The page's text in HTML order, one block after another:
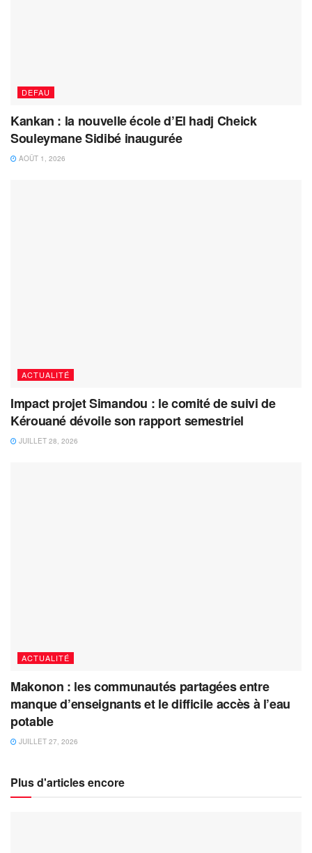
DEFAU
Kankan : la nouvelle école d’El hadj Cheick
Souleymane Sidibé inaugurée
AOÛT 1, 2026
ACTUALITÉ
Impact projet Simandou : le comité de suivi de
Kérouané dévoile son rapport semestriel
JUILLET 28, 2026
ACTUALITÉ
Makonon : les communautés partagées entre
manque d’enseignants et le difficile accès à l’eau
potable
JUILLET 27, 2026
Plus d'articles encore